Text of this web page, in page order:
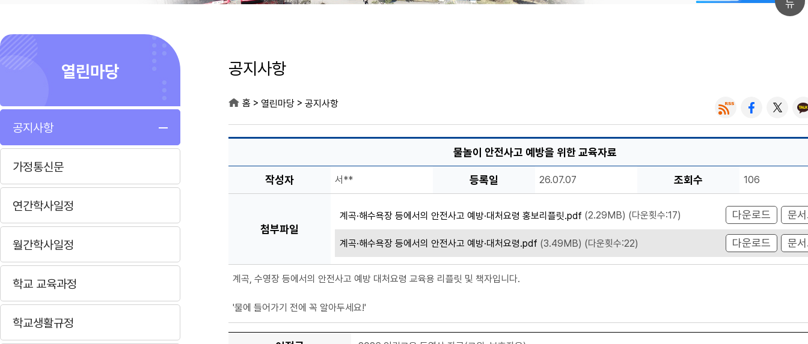
뉴
열린마당
공지사항
가정통신문
연간학사일정
월간학사일정
학교 교육과정
학교생활규정
공지사항
홈 > 열린마당 > 공지사항
물놀이 안전사고 예방을 위한 교육자료
작성자 서** 등록일 26.07.07 조회수 106
첨부파일
계곡·해수욕장 등에서의 안전사고 예방·대처요령 홍보리플릿.pdf (2.29MB) (다운횟수:17) 다운로드 문
계곡·해수욕장 등에서의 안전사고 예방·대처요령.pdf (3.49MB) (다운횟수:22) 다운로드 문
계곡, 수영장 등에서의 안전사고 예방 대처요령 교육용 리플릿 및 책자입니다.
'물에 들어가기 전에 꼭 알아두세요!'